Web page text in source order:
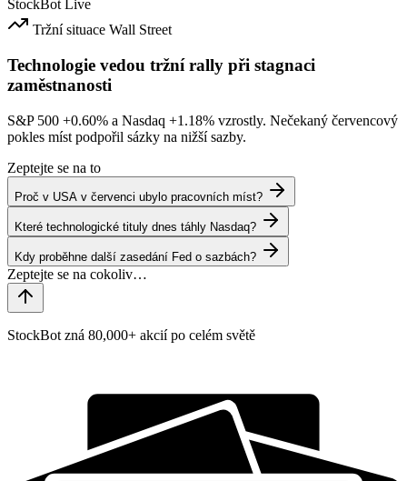
StockBot
Live
Tržní situace Wall Street
Technologie vedou tržní rally při stagnaci
zaměstnanosti
S&P 500 +0.60% a Nasdaq +1.18% vzrostly. Nečekaný červencový
pokles míst podpořil sázky na nižší sazby.
Zeptejte se na to
Proč v USA v červenci ubylo pracovních míst?
Které technologické tituly dnes táhly Nasdaq?
Kdy proběhne další zasedání Fed o sazbách?
StockBot zná 80,000+ akcií po celém světě